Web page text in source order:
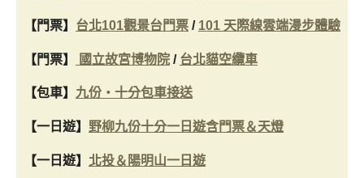
【門票】 台北101觀景台門票 / 101 天際線雲端漫步體驗
【門票】 國立故宮博物院 / 台北貓空纜車
【包車】 九份・十分包車接送
【一日遊】 野柳九份十分一日遊含門票＆天燈
【一日遊】 北投＆陽明山一日遊